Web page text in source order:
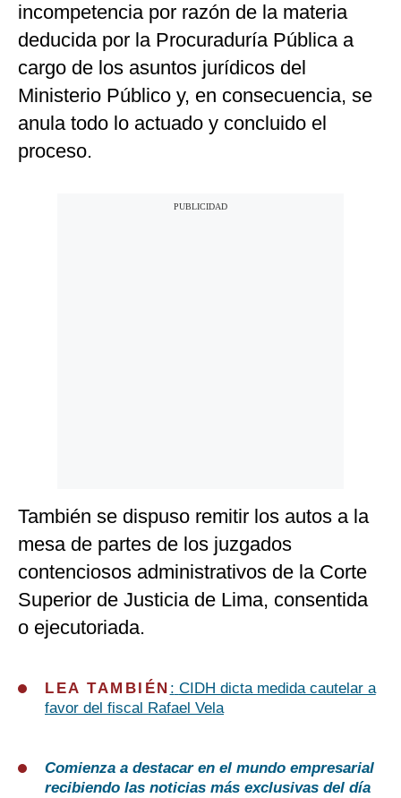
incompetencia por razón de la materia
deducida por la Procuraduría Pública a
cargo de los asuntos jurídicos del
Ministerio Público y, en consecuencia, se
anula todo lo actuado y concluido el
proceso.
También se dispuso remitir los autos a la
mesa de partes de los juzgados
contenciosos administrativos de la Corte
Superior de Justicia de Lima, consentida
o ejecutoriada.
LEA TAMBIÉN : CIDH dicta medida cautelar a
favor del fiscal Rafael Vela
Comienza a destacar en el mundo empresarial
recibiendo las noticias más exclusivas del día